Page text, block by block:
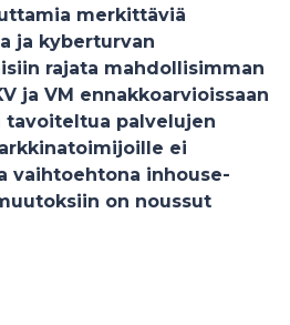
merkittäviä
ja kyberturvan
rajata mahdollisimman
ja VM ennakkoarvioissaan
tavoiteltua palvelujen
ei
vaihtoehtona inhouse-
on noussut